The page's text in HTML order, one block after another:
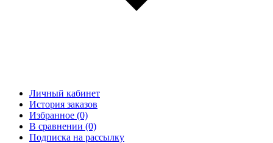
Личный кабинет
История заказов
Избранное (0)
В сравнении (0)
Подписка на рассылку